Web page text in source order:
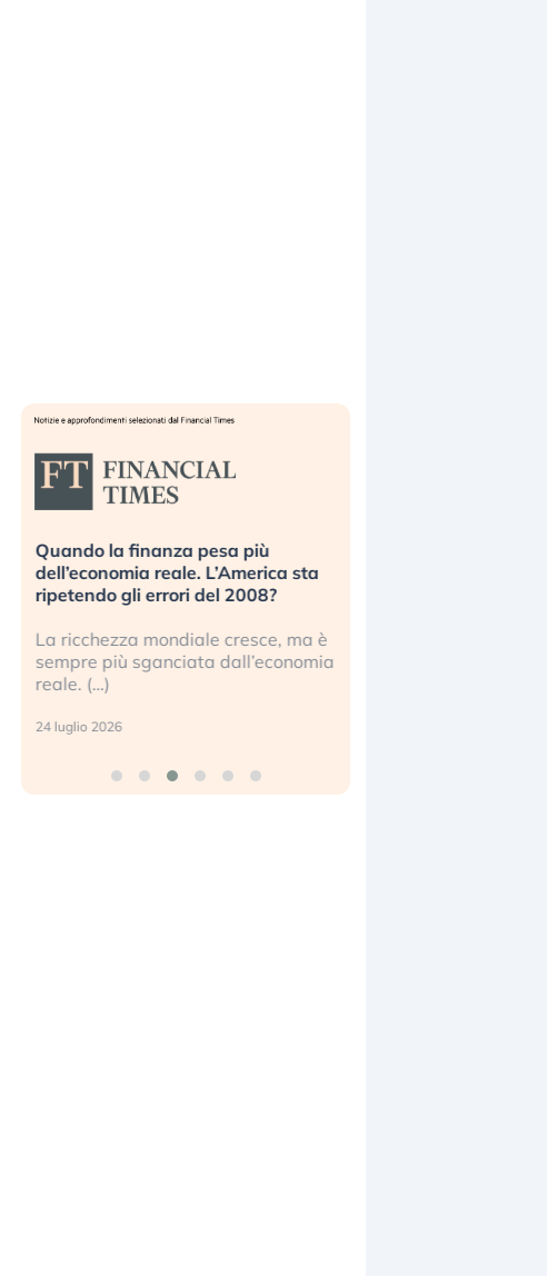
Quando la finanza pesa più
dell’economia reale. L’America sta
ripetendo gli errori del 2008?
La ricchezza mondiale cresce, ma è
sempre più sganciata dall’economia
reale. (…)
24 luglio 2026